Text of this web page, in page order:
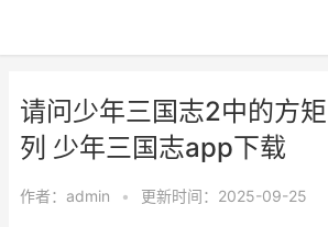
请问少年三国志2中的方
列 少年三国志app下载
作者： admin • 更新时间：2025-09-25